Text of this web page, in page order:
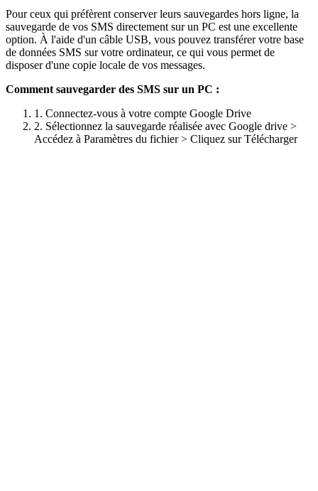
Pour ceux qui préfèrent conserver leurs sauvegardes hors ligne, la
sauvegarde de vos SMS directement sur un PC est une excellente
option. À l'aide d'un câble USB, vous pouvez transférer votre base
de données SMS sur votre ordinateur, ce qui vous permet de
disposer d'une copie locale de vos messages.
Comment sauvegarder des SMS sur un PC :
1. Connectez-vous à votre compte Google Drive
2. Sélectionnez la sauvegarde réalisée avec Google drive >
Accédez à Paramètres du fichier > Cliquez sur Télécharger